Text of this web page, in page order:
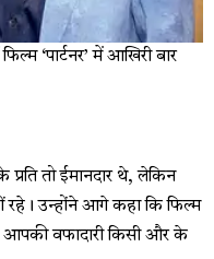
‘पार्टनर’ में आखिरी बार
तो ईमानदार थे, लेकिन
रहे। उन्होंने आगे कहा कि फिल्म
आपकी वफादारी किसी और के